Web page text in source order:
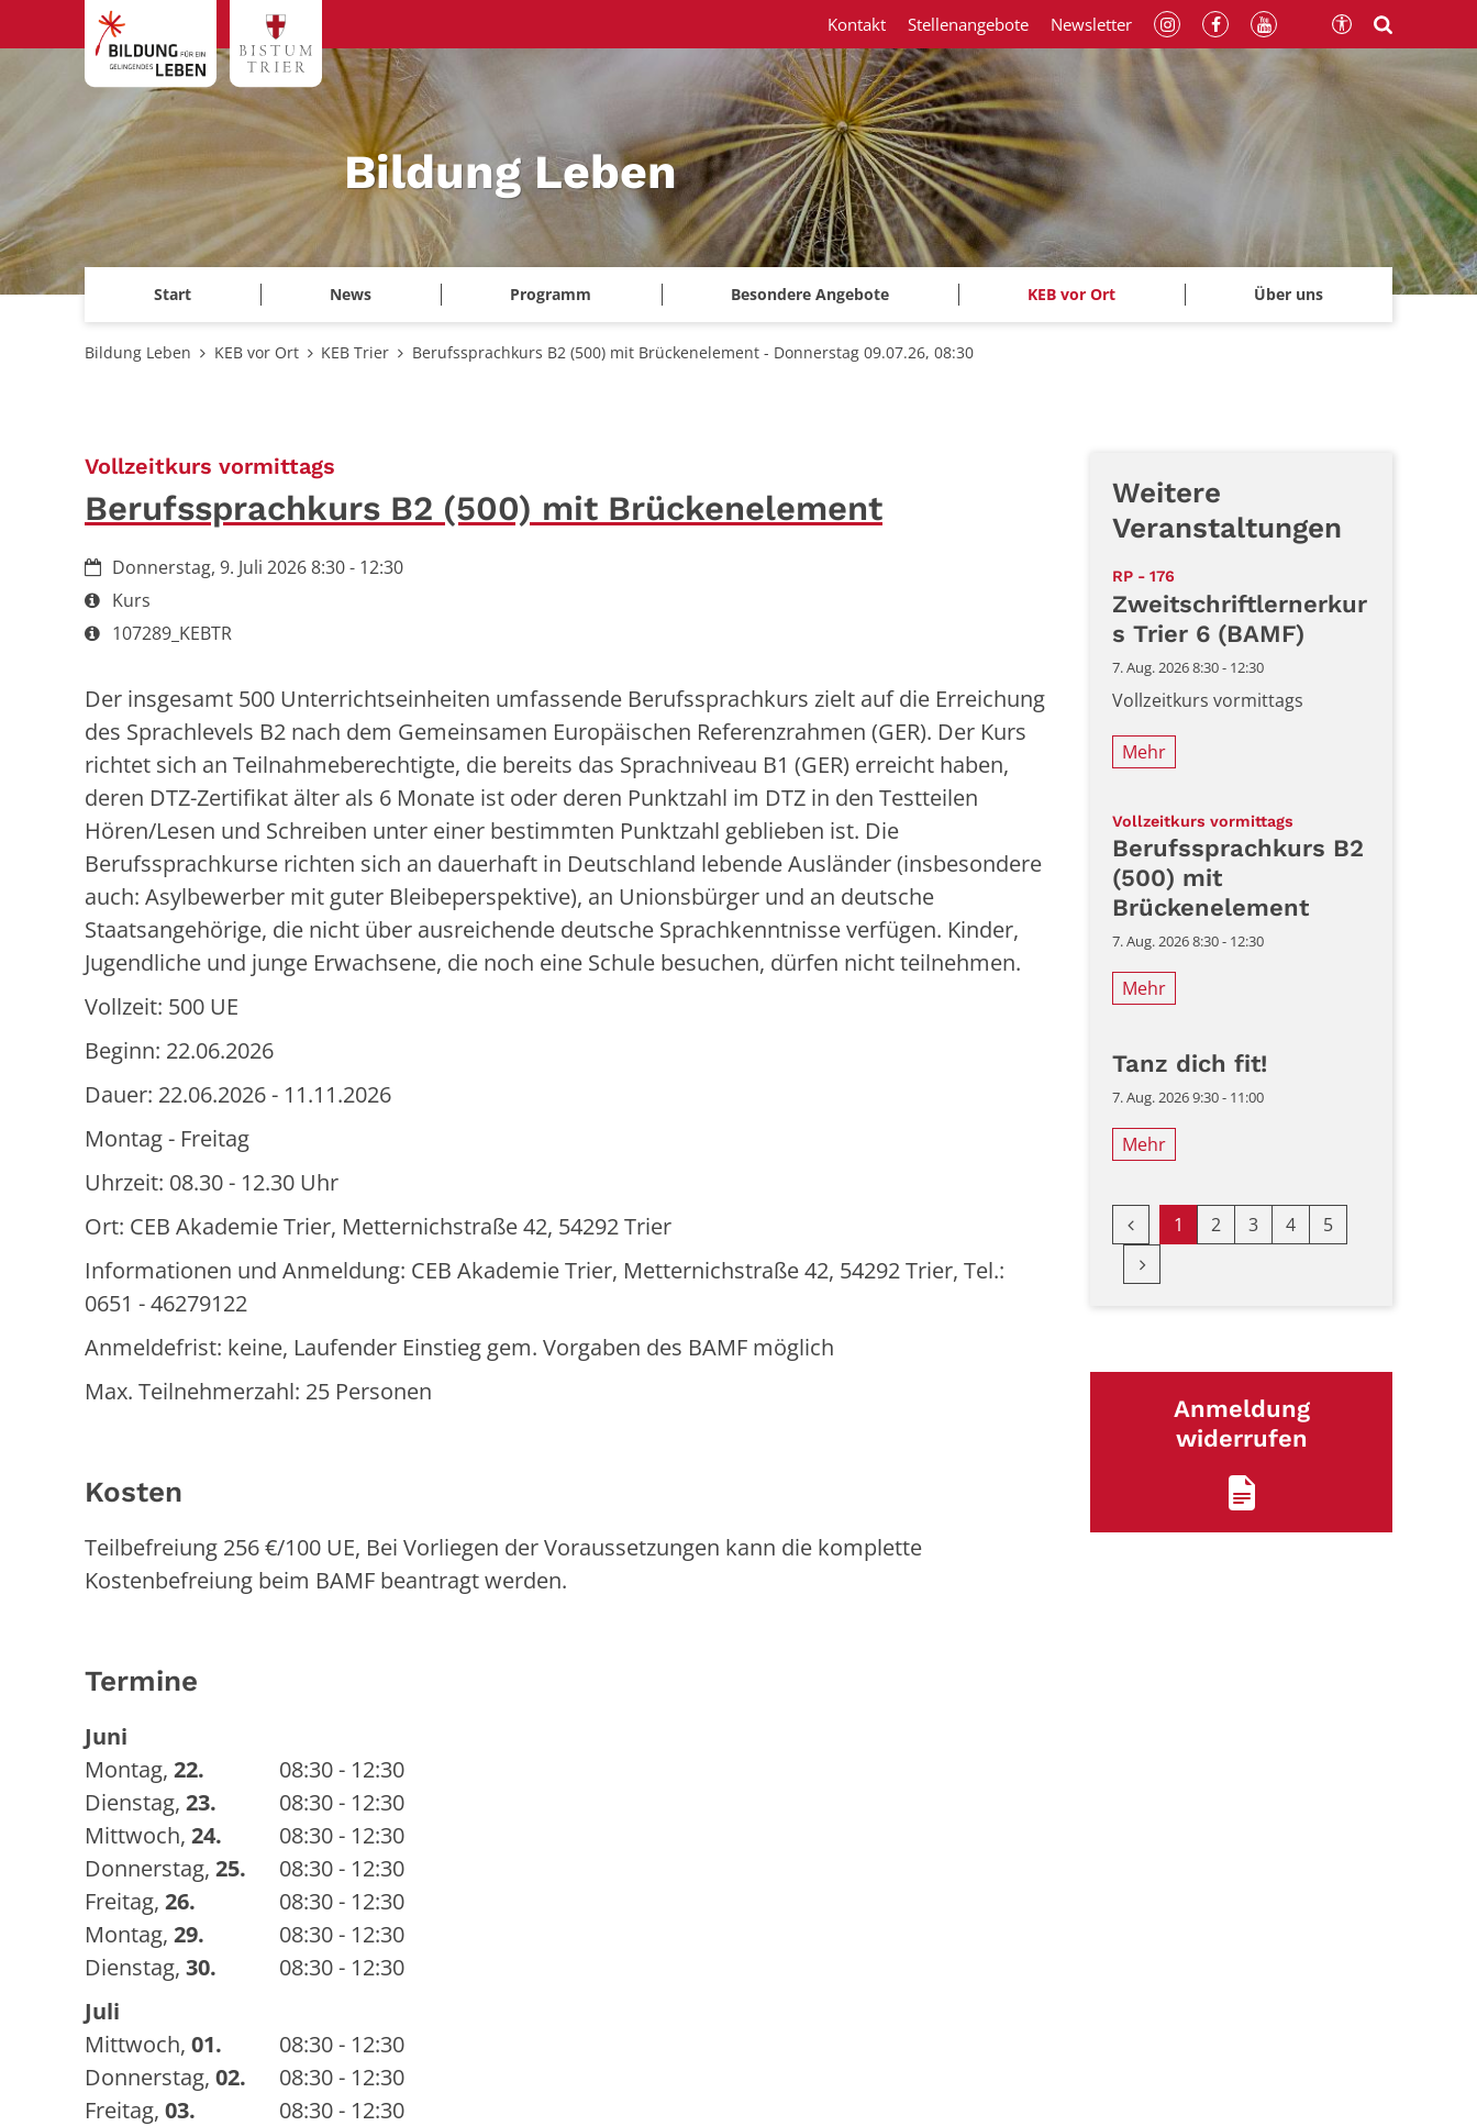
Zum Inhalt springen
Bildung Leben
Start News Programm Besondere Angebote KEB vor Ort Über uns
Kontakt Stellenangebote Newsletter
Bildung Leben KEB vor Ort KEB Trier Berufssprachkurs B2 (500) mit Brückenelement - Donnerstag 09.07.26, 08:30
Vollzeitkurs vormittags
Berufssprachkurs B2 (500) mit Brückenelement
Datum:Donnerstag, 9. Juli 2026 8:30 - 12:30
Art bzw. Nummer:
Kurs
Art bzw. Nummer:
107289_KEBTR
Der insgesamt 500 Unterrichtseinheiten umfassende Berufssprachkurs zielt auf die Erreichung
des Sprachlevels B2 nach dem Gemeinsamen Europäischen Referenzrahmen (GER). Der Kurs
richtet sich an Teilnahmeberechtigte, die bereits das Sprachniveau B1 (GER) erreicht haben,
deren DTZ-Zertifikat älter als 6 Monate ist oder deren Punktzahl im DTZ in den Testteilen
Hören/Lesen und Schreiben unter einer bestimmten Punktzahl geblieben ist. Die
Berufssprachkurse richten sich an dauerhaft in Deutschland lebende Ausländer (insbesondere
auch: Asylbewerber mit guter Bleibeperspektive), an Unionsbürger und an deutsche
Staatsangehörige, die nicht über ausreichende deutsche Sprachkenntnisse verfügen. Kinder,
Jugendliche und junge Erwachsene, die noch eine Schule besuchen, dürfen nicht teilnehmen.
Vollzeit: 500 UE
Beginn: 22.06.2026
Dauer: 22.06.2026 - 11.11.2026
Montag - Freitag
Uhrzeit: 08.30 - 12.30 Uhr
Ort: CEB Akademie Trier, Metternichstraße 42, 54292 Trier
Informationen und Anmeldung: CEB Akademie Trier, Metternichstraße 42, 54292 Trier, Tel.:
0651 - 46279122
Anmeldefrist: keine, Laufender Einstieg gem. Vorgaben des BAMF möglich
Max. Teilnehmerzahl: 25 Personen
Kosten
Teilbefreiung 256 €/100 UE, Bei Vorliegen der Voraussetzungen kann die komplette
Kostenbefreiung beim BAMF beantragt werden.
Termine
Juni
Montag, 22.
08:30 - 12:30
Dienstag, 23.
08:30 - 12:30
Mittwoch, 24.
08:30 - 12:30
Donnerstag, 25.
08:30 - 12:30
Freitag, 26.
08:30 - 12:30
Montag, 29.
08:30 - 12:30
Dienstag, 30.
08:30 - 12:30
Juli
Mittwoch, 01.
08:30 - 12:30
Donnerstag, 02.
08:30 - 12:30
Freitag, 03.
08:30 - 12:30
Weitere
Veranstaltungen
RP - 176
Zweitschriftlernerkur
s Trier 6 (BAMF)
7. Aug. 2026 8:30 - 12:30
Vollzeitkurs vormittags
Mehr
Vollzeitkurs vormittags
Berufssprachkurs B2
(500) mit
Brückenelement
7. Aug. 2026 8:30 - 12:30
Mehr
Tanz dich fit!
7. Aug. 2026 9:30 - 11:00
Mehr
Vorherige Seite
1 2 3 4
5
Nächste Seite
Anmeldung
widerrufen